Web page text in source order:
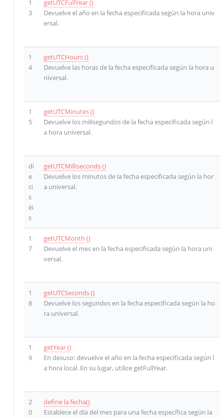
1
3
getUTCFullYear ()
Devuelve el año en la fecha especificada según la hora univ
ersal.
1
4
getUTCHours ()
Devuelve las horas de la fecha especificada según la hora u
niversal.
1
5
getUTCMinutes ()
Devuelve los milisegundos de la fecha especificada según l
a hora universal.
di
e
ci
s
éi
s
getUTCMilliseconds ()
Devuelve los minutos de la fecha especificada según la hor
a universal.
1
7
getUTCMonth ()
Devuelve el mes en la fecha especificada según la hora uni
versal.
1
8
getUTCSeconds ()
Devuelve los segundos en la fecha especificada según la ho
ra universal.
1
9
getYear ()
En desuso: devuelve el año en la fecha especificada según l
a hora local. En su lugar, utilice getFullYear.
2
0
define la fecha()
Establece el día del mes para una fecha específica según la